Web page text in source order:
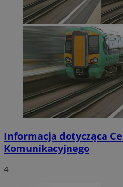
Informacja dotycząca
Komunikacyjnego
4